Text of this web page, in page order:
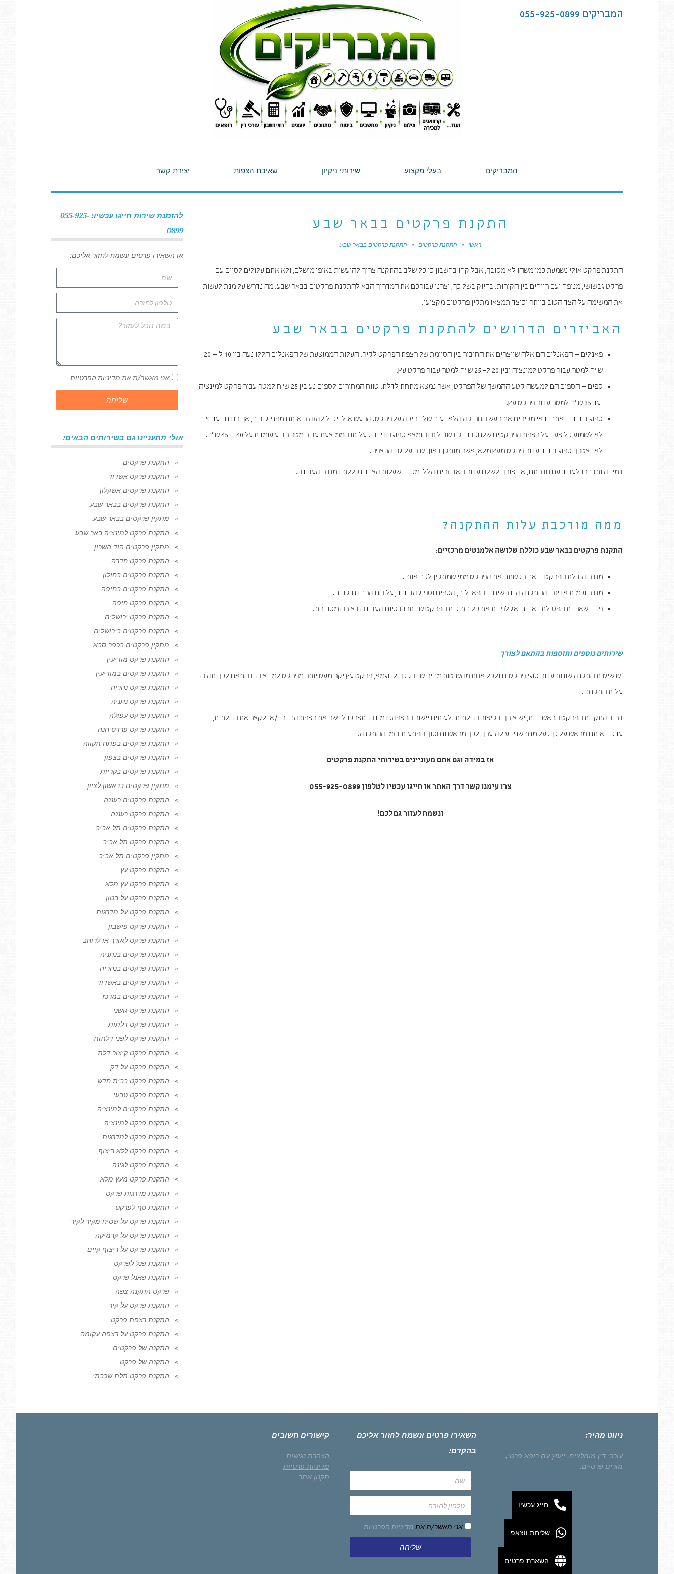
המבריקים 055-925-0899
המבריקים בעלי מקצוע שירותי ניקיון שאיבת הצפות יצירת קשר
התקנת פרקטים בבאר שבע
ראשי » התקנת פרקטים » התקנת פרקטים בבאר שבע
התקנת פרקט אולי נשמעת כמו משהו לא מסובך, אבל קחו בחשבון כי כל שלב בהתקנה צריך להיעשות באופן מושלם, ולא אתם עלולים לסיים עם
פרקט גבשושי, מנופח ועם רווחים בין הקורות. בדיוק בשל כך, יצרנו עבורכם את המדריך הבא להתקנת פרקטים בבאר שבע. מה נדרש על מנת לעשות
את המשימה על הצד הטוב ביותר וכיצד תמצאו מתקין פרקטים מקצועי.
האביזרים הדרושים להתקנת פרקטים בבאר שבע
פאנלים – הפאנלים הם אלה שיוצרים את החיבור בין הסיומת של רצפת הפרקט לקיר. העלות הממוצעת של הפאנלים הללו נעה בין 10 ל – 20
ש"ח למטר עבור פרקט למינציה ובין 20 ל- 25 ש"ח למטר עבור פרקט עץ.
ספים – הספים הם למעשה קטע ההמשך של הפרקט, אשר נמצא מתחת לדלת. טווח המחירים לספים נע בין 25 ש"ח למטר עבור פרקט למינציה
ועד 35 ש"ח למטר עבור פרקט עץ.
ספוג בידוד – אתם ודאי מכירים את רעש החריקה הלא נעים של דריכה על פרקט. הרעש אולי יכול להזהיר אותנו מפני גנבים, אך רובנו נעדיף
לא לשמוע כל צעד על רצפת הפרקטים שלנו. בדיוק בשביל זה הומצא ספוג הבידוד. עלותו הממוצעת עבור מטר רבוע עומדת על 40 – 45 ש"ח.
לא נצטרך ספוג בידוד עבור פרקט מעץ מלא, אשר מותקן באון ישיר על גבי הרצפה.
במידה ותבחרו לעבוד עם חברתנו, אין צורך לשלם עבור האביזרים הללו מכיוון שעלות הציוד נכללת במחיר העבודה.
ממה מורכבת עלות ההתקנה?
התקנת פרקטים בבאר שבע כוללת שלושה אלמנטים מרכזיים:
מחיר הובלת הפרקט– אם רכשתם את הפרקט ממי שמתקין לכם אותו.
מחיר וכמות אביזרי ההתקנה הנדרשים – הפאנלים, הספים וספוג הבידוד, עליהם הרחבנו קודם.
פינוי שאריות הפסולת- אנו נדאג לפנות את כל חתיכות הפרקט שנותרו בסיום העבודה בצורה מסודרת.
שירותים נוספים ותוספות בהתאם לצורך
יש שיטות התקנה שונות עבור סוגי פרקטים ולכל אחת מהשיטות מחיר שונה. כך לדוגמא, פרקט עץ יקר מעט יותר מפרקט למינציה ובהתאם לכך תהיה
עלות התקנתו.
ברוב התקנות הפרקט הראשוניות, יש צורך בקיצור הדלתות ולעיתים יישור הרצפה. במידה ותצרכו ליישר את רצפת החדר ו/או לקצר את הדלתות,
עדכנו אותנו מראש על כך. על מנת שנידע להיערך לכך מראש ונחסוך הפתעות בזמן ההתקנה.
אז במידה וגם אתם מעוניינים בשירותי התקנת פרקטים
צרו עימנו קשר דרך האתר או חייגו עכשיו לטלפון 055-925-0899
ונשמח לעזור גם לכם!
להזמנת שירות חייגו עכשיו: 055-925-
0899
או השאירו פרטים ונשמח לחזור אליכם:
אני מאשר/ת את מדיניות הפרטיות
שליחה
אולי תתעניינו גם בשירותים הבאים:
התקנת פרקטים
התקנת פרקט אשדוד
התקנת פרקטים אשקלון
התקנת פרקטים בבאר שבע
מתקין פרקטים בבאר שבע
התקנת פרקט למינציה באר שבע
מתקין פרקטים הוד השרון
התקנת פרקט חדרה
התקנת פרקטים בחולון
התקנת פרקטים בחיפה
התקנת פרקט חיפה
התקנת פרקט ירושלים
התקנת פרקטים בירושלים
מתקין פרקטים בכפר סבא
התקנת פרקט מודיעין
התקנת פרקטים במודיעין
התקנת פרקט נהריה
התקנת פרקט נתניה
התקנת פרקט עפולה
התקנת פרקט פרדס חנה
התקנת פרקטים בפתח תקווה
התקנת פרקטים בצפון
התקנת פרקטים בקריות
מתקין פרקטים בראשון לציון
התקנת פרקטים רעננה
התקנת פרקט רעננה
התקנת פרקטים תל אביב
התקנת פרקט תל אביב
מתקין פרקטים תל אביב
התקנת פרקט עץ
התקנת פרקט עץ מלא
התקנת פרקט על בטון
התקנת פרקט על מדרגות
התקנת פרקט פישבון
התקנת פרקט לאורך או לרוחב
התקנת פרקטים בנתניה
התקנת פרקטים בנהריה
התקנת פרקטים באשדוד
התקנת פרקטים במרכז
התקנת פרקט גושני
התקנת פרקט דלתות
התקנת פרקט לפני דלתות
התקנת פרקט קיצור דלת
התקנת פרקט על דק
התקנת פרקט בבית חדש
התקנת פרקט טבעי
התקנת פרקטים למינציה
התקנת פרקט למינציה
התקנת פרקט למדרגות
התקנת פרקט ללא ריצוף
התקנת פרקט לגינה
התקנת פרקט מעץ מלא
התקנת מדרגות פרקט
התקנת סף לפרקט
התקנת פרקט על שטיח מקיר לקיר
התקנת פרקט על קרמיקה
התקנת פרקט על ריצוף קיים
התקנת פנל לפרקט
התקנת פאנל פרקט
פרקט התקנה צפה
התקנת פרקט על קיר
התקנת רצפת פרקט
התקנת פרקט על רצפה עקומה
התקנה של פרקטים
התקנה של פרקט
התקנת פרקט תלת שכבתי
ניווט מהיר:
עורכי דין מומלצים. ייעוץ עם רופא פרטי,
מורים פרטיים.
השאירו פרטים ונשמח לחזור אליכם
בהקדם:
אני מאשר/ת את מדיניות הפרטיות
שליחה
קישורים חשובים
הצהרת נגישות
מדיניות פרטיות
תקנון אתר
חייג עכשיו
שליחת ווצאפ
השארת פרטים